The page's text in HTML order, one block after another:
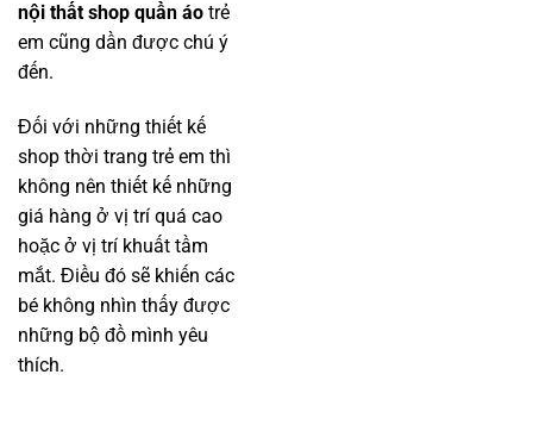
nội thất shop quần áo trẻ
em cũng dần được chú ý
đến.
Đối với những thiết kế
shop thời trang trẻ em thì
không nên thiết kế những
giá hàng ở vị trí quá cao
hoặc ở vị trí khuất tầm
mắt. Điều đó sẽ khiến các
bé không nhìn thấy được
những bộ đồ mình yêu
thích.